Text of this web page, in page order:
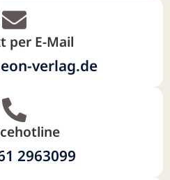
per E-Mail
verlag.de
2963099